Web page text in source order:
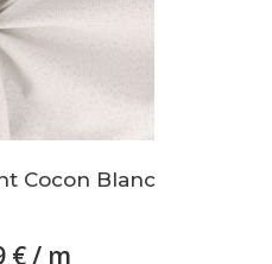
Cocon Blanc
€/ m